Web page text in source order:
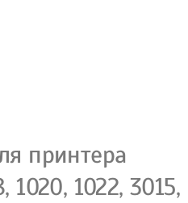
принтера
1020, 1022, 3015,